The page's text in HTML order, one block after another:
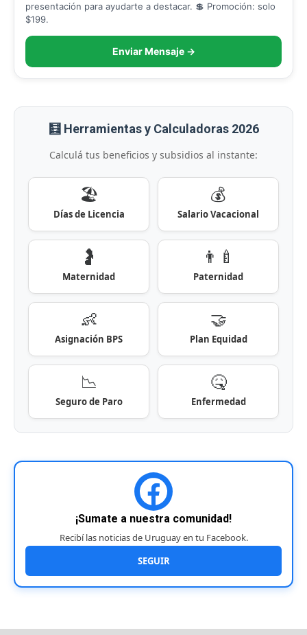
presentación para ayudarte a destacar. 💲 Promoción: solo
$199.
Enviar Mensaje →
🧮 Herramientas y Calculadoras 2026
Calculá tus beneficios y subsidios al instante:
🏖️
Días de Licencia
💰
Salario Vacacional
🤰
Maternidad
👨‍🍼
Paternidad
👶
Asignación BPS
🤝
Plan Equidad
📉
Seguro de Paro
🤒
Enfermedad
¡Sumate a nuestra comunidad!
Recibí las noticias de Uruguay en tu Facebook.
SEGUIR